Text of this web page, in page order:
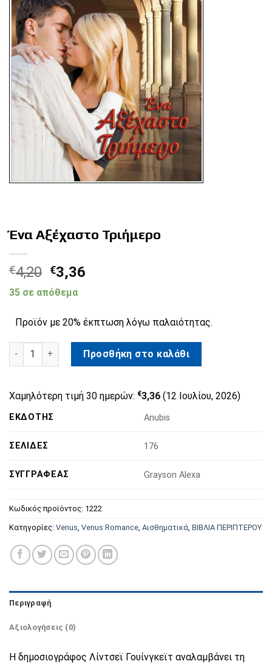
Ένα Αξέχαστο Τριήμερο
€4,20 €3,36
35 σε απόθεμα
Προϊόν με 20% έκπτωση λόγω παλαιότητας.
Ένα Αξέχαστο Τριήμερο ποσότητα
Προσθήκη στο καλάθι
Χαμηλότερη τιμή 30 ημερών: €3,36 (12 Ιουλίου, 2026)
ΕΚΔΌΤΗΣ Anubis
ΣΕΛΊΔΕΣ 176
ΣΥΓΓΡΑΦΈΑΣ Grayson Alexa
Κωδικός προϊόντος: 1222
Κατηγορίες: Venus, Venus Romance, Αισθηματικά, ΒΙΒΛΙΑ ΠΕΡΙΠΤΕΡΟΥ
Περιγραφή
Αξιολογήσεις (0)
Η δημοσιογράφος Λίντσεϊ Γουίνγκεϊτ αναλαμβάνει τη